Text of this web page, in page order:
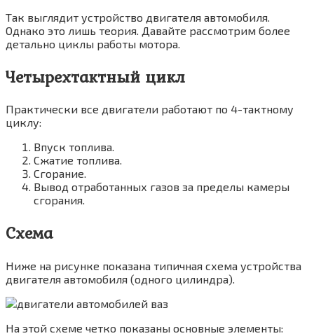
Так выглядит устройство двигателя автомобиля.
Однако это лишь теория. Давайте рассмотрим более
детально циклы работы мотора.
Четырехтактный цикл
Практически все двигатели работают по 4-тактному
циклу:
Впуск топлива.
Сжатие топлива.
Сгорание.
Вывод отработанных газов за пределы камеры
сгорания.
Схема
Ниже на рисунке показана типичная схема устройства
двигателя автомобиля (одного цилиндра).
На этой схеме четко показаны основные элементы: